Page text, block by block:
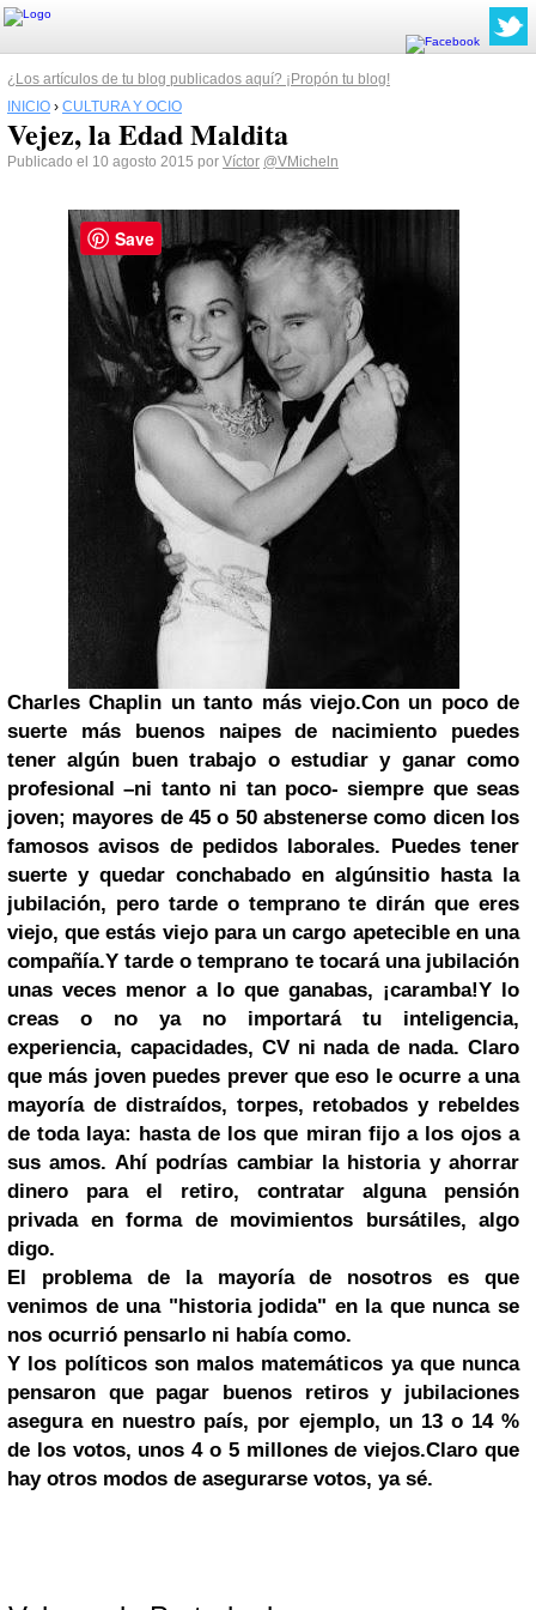
¿Los artículos de tu blog publicados aquí? ¡Propón tu blog!
INICIO › CULTURA Y OCIO
Vejez, la Edad Maldita
Publicado el 10 agosto 2015 por Víctor @VMicheln
Charles Chaplin un tanto más viejo.Con un poco de
suerte más buenos naipes de nacimiento puedes
tener algún buen trabajo o estudiar y ganar como
profesional –ni tanto ni tan poco- siempre que seas
joven; mayores de 45 o 50 abstenerse como dicen los
famosos avisos de pedidos laborales. Puedes tener
suerte y quedar conchabado en algúnsitio hasta la
jubilación, pero tarde o temprano te dirán que eres
viejo, que estás viejo para un cargo apetecible en una
compañía.Y tarde o temprano te tocará una jubilación
unas veces menor a lo que ganabas, ¡caramba!Y lo
creas o no ya no importará tu inteligencia,
experiencia, capacidades, CV ni nada de nada. Claro
que más joven puedes prever que eso le ocurre a una
mayoría de distraídos, torpes, retobados y rebeldes
de toda laya: hasta de los que miran fijo a los ojos a
sus amos. Ahí podrías cambiar la historia y ahorrar
dinero para el retiro, contratar alguna pensión
privada en forma de movimientos bursátiles, algo
digo.
El problema de la mayoría de nosotros es que
venimos de una "historia jodida" en la que nunca se
nos ocurrió pensarlo ni había como.
Y los políticos son malos matemáticos ya que nunca
pensaron que pagar buenos retiros y jubilaciones
asegura en nuestro país, por ejemplo, un 13 o 14 %
de los votos, unos 4 o 5 millones de viejos.Claro que
hay otros modos de asegurarse votos, ya sé.
Save